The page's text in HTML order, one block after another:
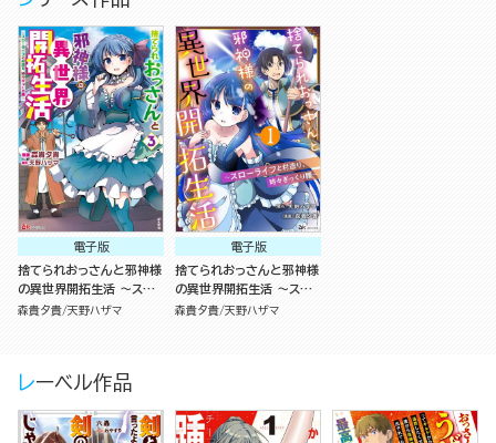
電子版
捨てられおっさんと邪神様
の異世界開拓生活 ～スロ
ーライフと村造り、時々ぎ
森貴夕貴 天野ハザマ
電子版
捨てられおっさんと邪神様
の異世界開拓生活 ～スロ
ーライフと村造り、時々ぎ
森貴夕貴 天野ハザマ
レーベル作品